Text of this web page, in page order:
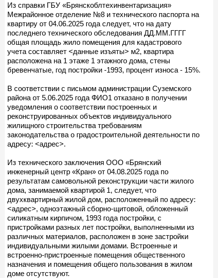
Из справки ГБУ «Брянскоблтехинвентаризация»
Межрайонное отделение №8 и технического паспорта на
квартиру от 04.06.2025 года следует, что на дату
последнего технического обследования ДД.ММ.ГГГГ
общая площадь жило помещения для кадастрового
учета составляет <данные изъяты> м2, квартира
расположена на 1 этаже 1 этажного дома, стены
бревенчатые, год постройки -1993, процент износа - 15%.
В соответствии с письмом администрации Суземского
района от 5.06.2025 года ФИО1 отказано в получении
уведомления о соответствии построенных и
реконструированных объектов индивидуального
жилищного строительства требованиям
законодательства о градостроительной деятельности по
адресу: <адрес>.
Из технического заключения ООО «Брянский
инженерный центр «Кран» от 04.08.2025 года по
результатам самовольной реконструкции части жилого
дома, занимаемой квартирой 1, следует, что
двухквартирный жилой дом, расположенный по адресу:
<адрес>, одноэтажный сборно-щитовой, обложенный
силикатным кирпичом, 1993 года постройки, с
пристройками разных лет постройки, выполненными из
различных материалов, расположен в зоне застройки
индивидуальными жилыми домами. Встроенные и
встроенно-пристроенные помещения общественного
назначения и помещения общего пользования в жилом
доме отсутствуют.